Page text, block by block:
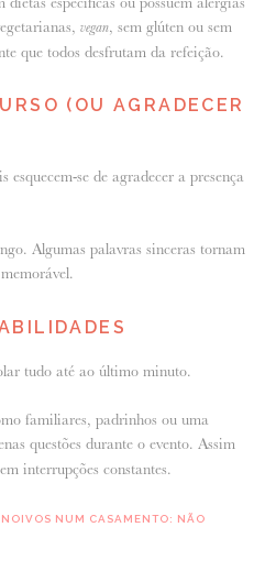
vegan, sem glúten ou sem
que todos desfrutam da refeição.
(OU AGRADECER
se de agradecer a presença
Algumas palavras sinceras tornam
tudo até ao último minuto.
familiares, padrinhos ou uma
questões durante o evento. Assim
interrupções constantes.
NOIVOS NUM CASAMENTO: NÃO